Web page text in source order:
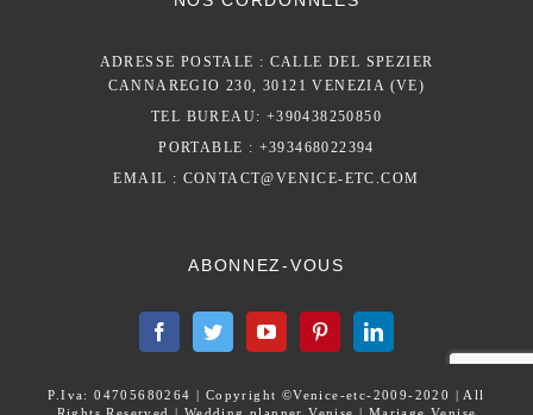
ADRESSE POSTALE : CALLE DEL SPEZIER
CANNAREGIO 230, 30121 VENEZIA (VE)
TEL BUREAU: +390438250850
PORTABLE : +393468022394
EMAIL : CONTACT@VENICE-ETC.COM
ABONNEZ-VOUS
P.Iva: 04705680264 | Copyright ©Venice-etc-2009-2020 | All